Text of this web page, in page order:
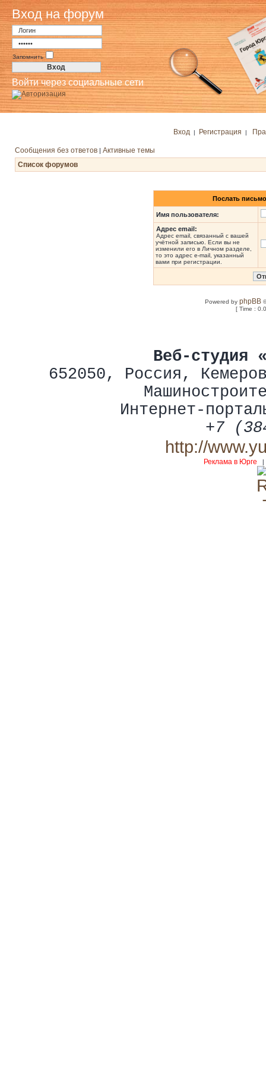
Вход на форум
Запомнить
Войти через социальные сети
Вход | Регистрация |
Сообщения без ответов | Активные темы
Список форумов
Послать
Имя пользователя:
Адрес email:
Адрес email, связанный с вашей
учётной записью. Если вы не
изменили его в Личном разделе,
то это адрес e-mail, указанный
вами при регистрации.
Powered byphpBB
[ Time :
Веб-студия
652050, Россия ,
Интернет-
+7
http://
Реклама в Юрге